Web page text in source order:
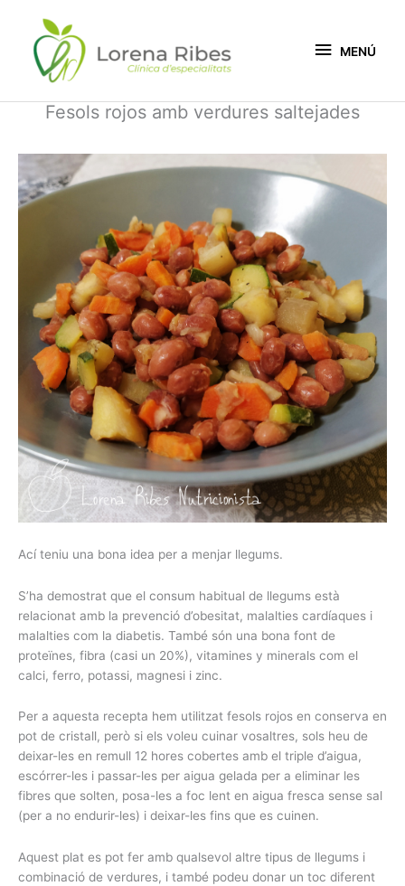
contingut
MENÚ
Fesols rojos amb verdures saltejades
Ací teniu una bona idea per a menjar llegums.
S’ha demostrat que el consum habitual de llegums està
relacionat amb la prevenció d’obesitat, malalties cardíaques i
malalties com la diabetis. També són una bona font de
proteïnes, fibra (casi un 20%), vitamines y minerals com el
calci, ferro, potassi, magnesi i zinc.
Per a aquesta recepta hem utilitzat fesols rojos en conserva en
pot de cristall, però si els voleu cuinar vosaltres, sols heu de
deixar-les en remull 12 hores cobertes amb el triple d’aigua,
escórrer-les i passar-les per aigua gelada per a eliminar les
fibres que solten, posa-les a foc lent en aigua fresca sense sal
(per a no endurir-les) i deixar-les fins que es cuinen.
Aquest plat es pot fer amb qualsevol altre tipus de llegums i
combinació de verdures, i també podeu donar un toc diferent